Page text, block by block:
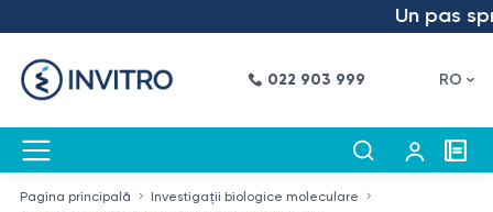
Un pas
022 903 999 RO
Pagina principală
Investigații biologice moleculare